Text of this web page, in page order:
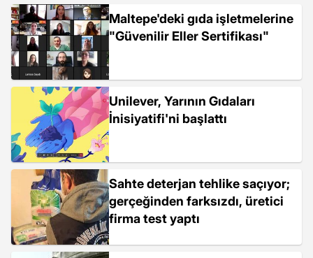
Maltepe'deki gıda işletmelerine
"Güvenilir Eller Sertifikası"
Unilever, Yarının Gıdaları
İnisiyatifi'ni başlattı
Sahte deterjan tehlike saçıyor;
gerçeğinden farksızdı, üretici
firma test yaptı